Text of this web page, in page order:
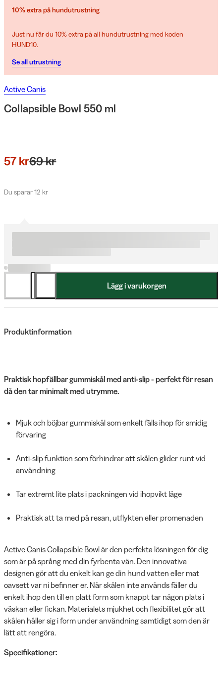
10% extra på hundutrustning
Just nu får du 10% extra på all hundutrustning med koden
HUND10.
Se all utrustning
Active Canis
Collapsible Bowl 550 ml
57 kr69 kr
Du sparar 12 kr
Lägg i varukorgen
Produktinformation
Praktisk hopfällbar gummiskål med anti-slip - perfekt för resan
då den tar minimalt med utrymme.
Mjuk och böjbar gummiskål som enkelt fälls ihop för smidig
förvaring
Anti-slip funktion som förhindrar att skålen glider runt vid
användning
Tar extremt lite plats i packningen vid ihopvikt läge
Praktisk att ta med på resan, utflykten eller promenaden
Active Canis Collapsible Bowl är den perfekta lösningen för dig
som är på språng med din fyrbenta vän. Den innovativa
designen gör att du enkelt kan ge din hund vatten eller mat
oavsett var ni befinner er. När skålen inte används fäller du
enkelt ihop den till en platt form som knappt tar någon plats i
väskan eller fickan. Materialets mjukhet och flexibilitet gör att
skålen håller sig i form under användning samtidigt som den är
lätt att rengöra.
Specifikationer: